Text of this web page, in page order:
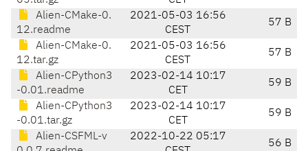
Alien-CMake-0.
12.readme
2021-05-03 16:56
CEST
57 B
Alien-CMake-0.
12.tar.gz
2021-05-03 16:56
CEST
57 B
Alien-CPython3
-0.01.readme
2023-02-14 10:17
CET
59 B
Alien-CPython3
-0.01.tar.gz
2023-02-14 10:17
CET
59 B
Alien-CSFML-v
2022-10-22 05:17
56 B